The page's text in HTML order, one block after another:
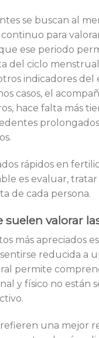
se buscan al
para
ese periodo
del ciclo
indicadores del
casos, el
hace falta más
rápidos en
es evaluar,
de cada persona.
suelen valorar
más apreciados
reducida a
permite
y físico no están
una mejor